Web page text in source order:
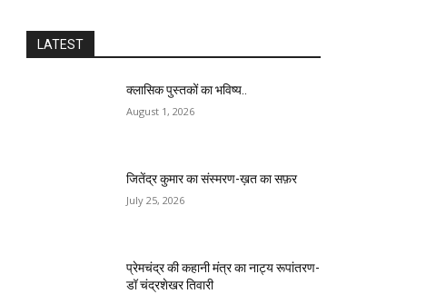
LATEST
क्लासिक पुस्तकों का भविष्य..
August 1, 2026
जितेंद्र कुमार का संस्मरण-ख़त का सफ़र
July 25, 2026
प्रेमचंद्र की कहानी मंत्र का नाट्य रूपांतरण-
डॉ चंद्रशेखर तिवारी